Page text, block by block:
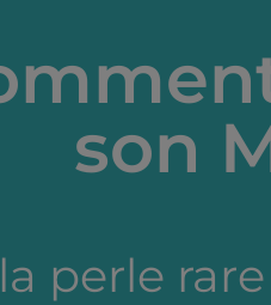
une spirale de
aux saveurs
son
perle